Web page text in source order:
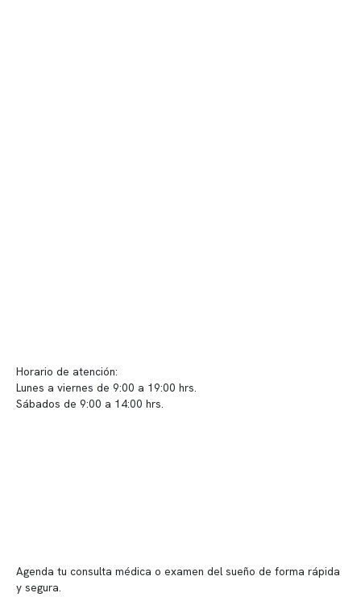
Horario de atención:
Lunes a viernes de 9:00 a 19:00 hrs.
Sábados de 9:00 a 14:00 hrs.
Agenda tu consulta médica o examen del sueño de forma rápida
y segura.